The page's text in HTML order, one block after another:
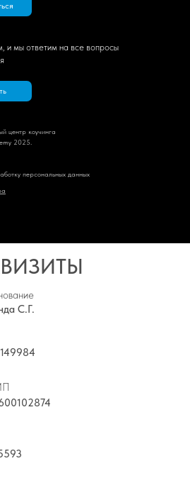
и мы ответим на все вопросы
центр коучинга
2025.
персональных данных
С.Г.